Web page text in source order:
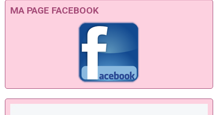
MA PAGE FACEBOOK